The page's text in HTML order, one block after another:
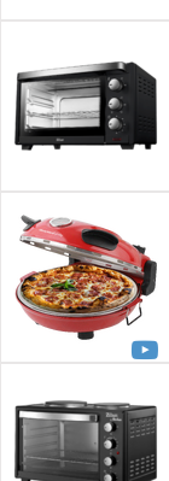
Vitrine
/ Zdravlje
za kosu